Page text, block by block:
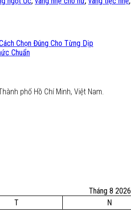
Chọn Đúng Cho Từng Dịp
Chuẩn
phố Hồ Chí Minh, Việt Nam.
Tháng 8 2026
T
N